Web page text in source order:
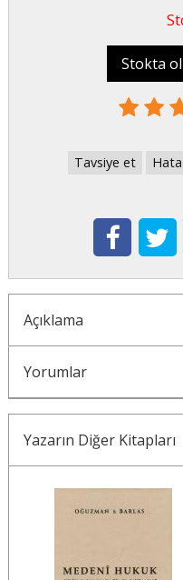
Stokta
Tavsiye et
Açıklama
Yorumlar
Yazarın Diğer Kitapları